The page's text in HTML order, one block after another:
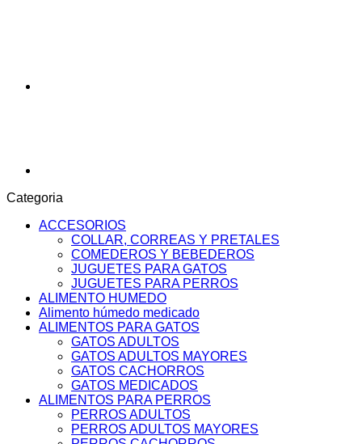
Categoria
ACCESORIOS
COLLAR, CORREAS Y PRETALES
COMEDEROS Y BEBEDEROS
JUGUETES PARA GATOS
JUGUETES PARA PERROS
ALIMENTO HUMEDO
Alimento húmedo medicado
ALIMENTOS PARA GATOS
GATOS ADULTOS
GATOS ADULTOS MAYORES
GATOS CACHORROS
GATOS MEDICADOS
ALIMENTOS PARA PERROS
PERROS ADULTOS
PERROS ADULTOS MAYORES